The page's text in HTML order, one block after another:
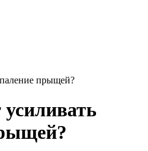
прыщей?